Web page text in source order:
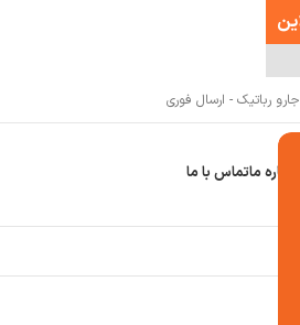
رباتیک - ارسال فوری
درباره ماتماس با ما